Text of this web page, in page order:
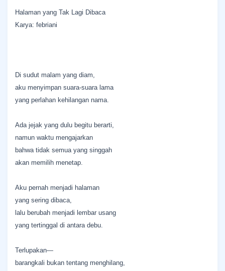
Halaman yang Tak Lagi Dibaca
Karya: febriani
Di sudut malam yang diam,
aku menyimpan suara-suara lama
yang perlahan kehilangan nama.
Ada jejak yang dulu begitu berarti,
namun waktu mengajarkan
bahwa tidak semua yang singgah
akan memilih menetap.
Aku pernah menjadi halaman
yang sering dibaca,
lalu berubah menjadi lembar usang
yang tertinggal di antara debu.
Terlupakan—
barangkali bukan tentang menghilang,